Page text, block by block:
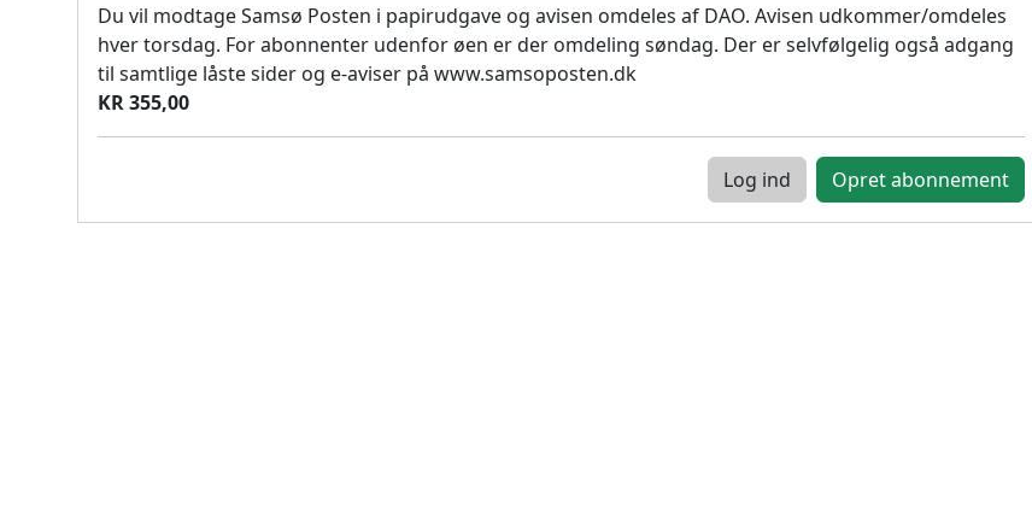
Du vil modtage Samsø Posten i papirudgave og avisen omdeles af DAO. Avisen udkommer/omdeles
hver torsdag. For abonnenter udenfor øen er der omdeling søndag. Der er selvfølgelig også adgang
til samtlige låste sider og e-aviser på www.samsoposten.dk
KR 355,00
Log ind